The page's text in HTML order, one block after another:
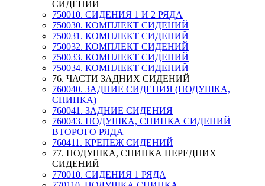
СИДЕНИЙ
750010. СИДЕНИЯ 1 И 2 РЯДА
750030. КОМПЛЕКТ СИДЕНИЙ
750031. КОМПЛЕКТ СИДЕНИЙ
750032. КОМПЛЕКТ СИДЕНИЙ
750033. КОМПЛЕКТ СИДЕНИЙ
750034. КОМПЛЕКТ СИДЕНИЙ
76. ЧАСТИ ЗАДНИХ СИДЕНИЙ
760040. ЗАДНИЕ СИДЕНИЯ (ПОДУШКА,
СПИНКА)
760041. ЗАДНИЕ СИДЕНИЯ
760043. ПОДУШКА, СПИНКА СИДЕНИЙ
ВТОРОГО РЯДА
760411. КРЕПЕЖ СИДЕНИЙ
77. ПОДУШКА, СПИНКА ПЕРЕДНИХ
СИДЕНИЙ
770010. СИДЕНИЯ 1 РЯДА